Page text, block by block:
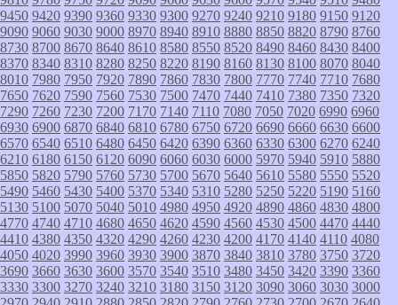
9450 9420 9390 9360 9330 9300 9270 9240 9210 9180 9150 9120
9090 9060 9030 9000 8970 8940 8910 8880 8850 8820 8790 8760
8730 8700 8670 8640 8610 8580 8550 8520 8490 8460 8430 8400
8370 8340 8310 8280 8250 8220 8190 8160 8130 8100 8070 8040
8010 7980 7950 7920 7890 7860 7830 7800 7770 7740 7710 7680
7650 7620 7590 7560 7530 7500 7470 7440 7410 7380 7350 7320
7290 7260 7230 7200 7170 7140 7110 7080 7050 7020 6990 6960
6930 6900 6870 6840 6810 6780 6750 6720 6690 6660 6630 6600
6570 6540 6510 6480 6450 6420 6390 6360 6330 6300 6270 6240
6210 6180 6150 6120 6090 6060 6030 6000 5970 5940 5910 5880
5850 5820 5790 5760 5730 5700 5670 5640 5610 5580 5550 5520
5490 5460 5430 5400 5370 5340 5310 5280 5250 5220 5190 5160
5130 5100 5070 5040 5010 4980 4950 4920 4890 4860 4830 4800
4770 4740 4710 4680 4650 4620 4590 4560 4530 4500 4470 4440
4410 4380 4350 4320 4290 4260 4230 4200 4170 4140 4110 4080
4050 4020 3990 3960 3930 3900 3870 3840 3810 3780 3750 3720
3690 3660 3630 3600 3570 3540 3510 3480 3450 3420 3390 3360
3330 3300 3270 3240 3210 3180 3150 3120 3090 3060 3030 3000